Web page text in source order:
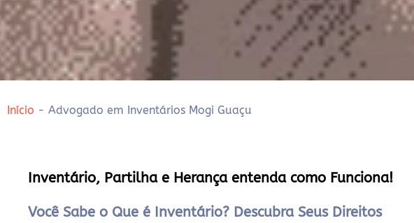
Início - Advogado em Inventários Mogi Guaçu
Inventário, Partilha e Herança entenda como Funciona!
Você Sabe o Que é Inventário? Descubra Seus Direitos